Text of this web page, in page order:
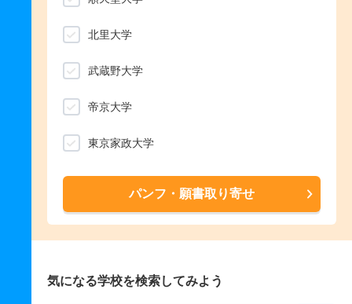
北里大学
武蔵野大学
帝京大学
東京家政大学
パンフ・願書取り寄せ
気になる学校を検索してみよう